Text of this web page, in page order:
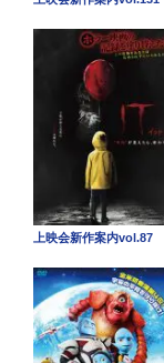
上映会新作案内vol.87